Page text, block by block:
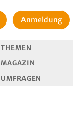
Anmeldung
THEMEN
MAGAZIN
UMFRAGEN